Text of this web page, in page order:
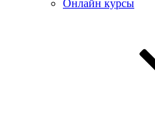
Онлайн курсы